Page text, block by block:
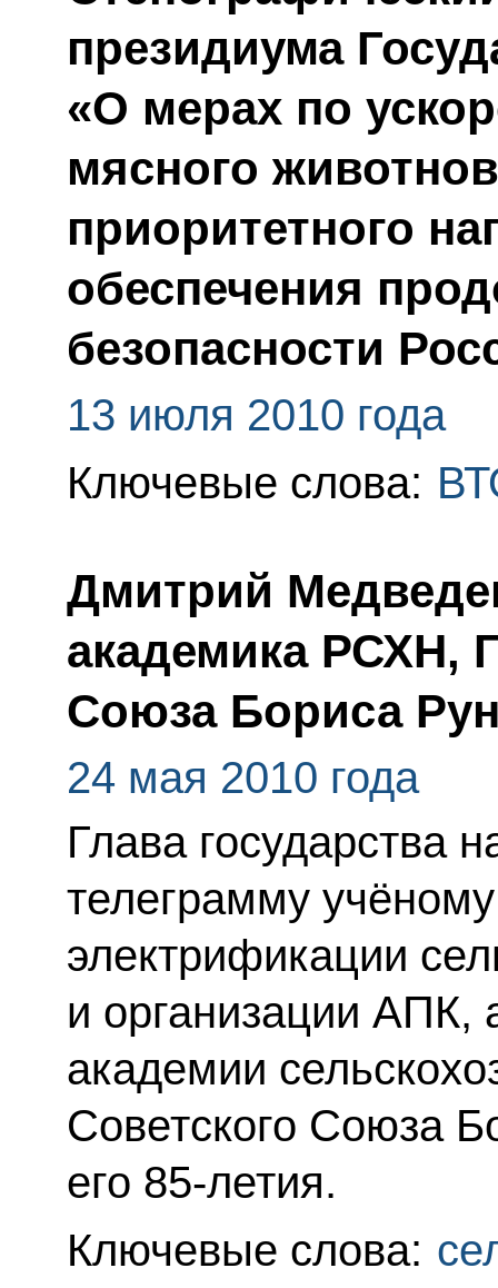
президиума
«О мерах по
мясного
приоритетного
обеспечения
безопасности
13 июля 2010 года
Ключевые слова:
Дмитрий
академика РСХН,
Союза Бориса
24 мая 2010 года
Глава государства
телеграмму
электрификации
и организации АПК,
академии
Советского Союза
его 85-летия.
Ключевые слова: